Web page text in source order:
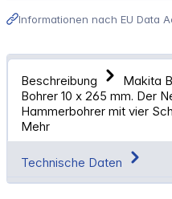
Informationen nach EU Data
Beschreibung
Makita
Bohrer 10 x 265 mm. Der
Hammerbohrer mit vier
Mehr
Technische Daten